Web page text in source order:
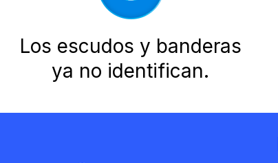
Los escudos y banderas
ya no identifican.